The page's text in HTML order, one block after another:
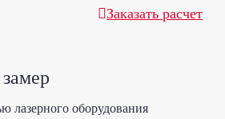
Заказать расчет
лазерного оборудования